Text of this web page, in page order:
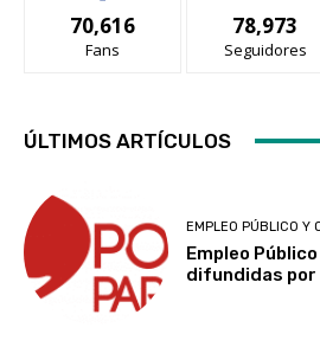
70,616
Fans
78,973
Seguidores
ÚLTIMOS ARTÍCULOS
EMPLEO PÚBLICO Y
Empleo
difundidas por